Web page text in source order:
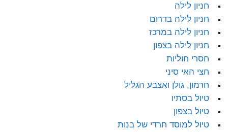
חניון לילה
חניון לילה בדרום
חניון לילה במרכז
חניון לילה בצפון
חסרי חוליות
חצי האי סיני
חרמון, גולן ואצבע הגליל
טיול בסתיו
טיול בצפון
טיול למוסד חרדי של בנות